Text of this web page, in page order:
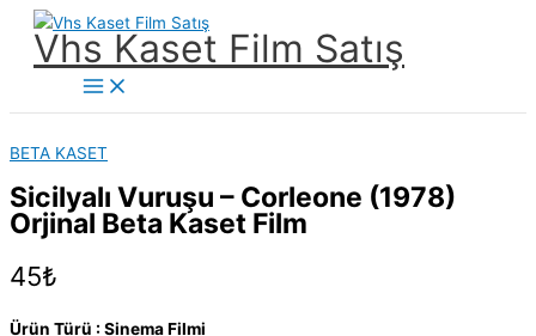
İçeriğe
Vhs Kaset Film Satış
Main
Menu
BETA KASET
Sicilyalı Vuruşu – Corleone (1978)
Orjinal Beta Kaset Film
45₺
Ürün Türü : Sinema Filmi